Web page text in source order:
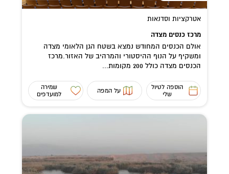
אטרקציות וסדנאות
מרכז כנסים מצדה
אולם הכנסים המחודש נמצא בשטח הגן הלאומי מצדה
ומשקיף על הנוף ההיסטורי והמרהיב של האזור.מרכז
הכנסים מצדה כולל 200 מקומות...
הוספה לטיול
שלי
על המפה
שמירה
למועדפים